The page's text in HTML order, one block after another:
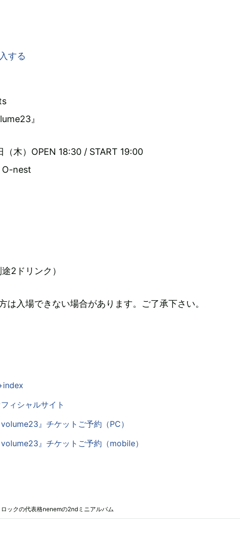
』
木）OPEN 18:30 / START 19:00
O-nest
2ドリンク）
は入場できない場合があります。ご了承下さい。
ィシャルサイト
volume23』チケットご予約（PC）
volume23』チケットご予約（mobile）
ックの代表格nenemの2ndミニアルバム